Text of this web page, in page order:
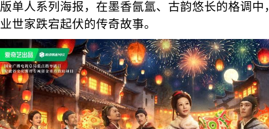
版单人系列海报，在墨香氤氲、古韵悠长的格调
业世家跌宕起伏的传奇故事。